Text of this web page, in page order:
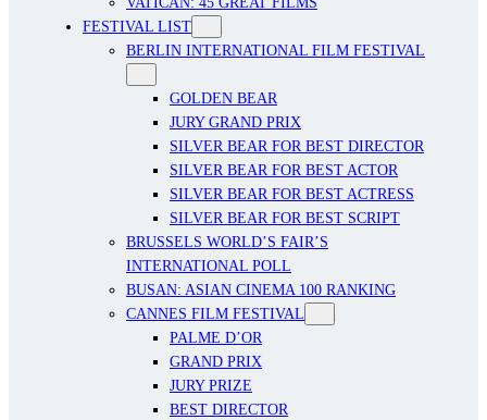
FESTIVAL LIST
BERLIN INTERNATIONAL FILM FESTIVAL
GOLDEN BEAR
JURY GRAND PRIX
SILVER BEAR FOR BEST DIRECTOR
SILVER BEAR FOR BEST ACTOR
SILVER BEAR FOR BEST ACTRESS
SILVER BEAR FOR BEST SCRIPT
BRUSSELS WORLD’S FAIR’S
INTERNATIONAL POLL
BUSAN: ASIAN CINEMA 100 RANKING
CANNES FILM FESTIVAL
PALME D’OR
GRAND PRIX
JURY PRIZE
BEST DIRECTOR